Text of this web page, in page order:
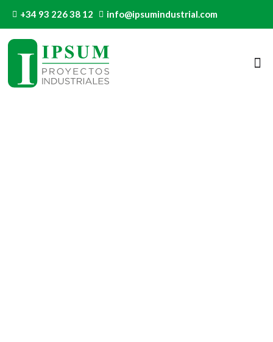
+34 93 226 38 12 info@ipsumindustrial.com